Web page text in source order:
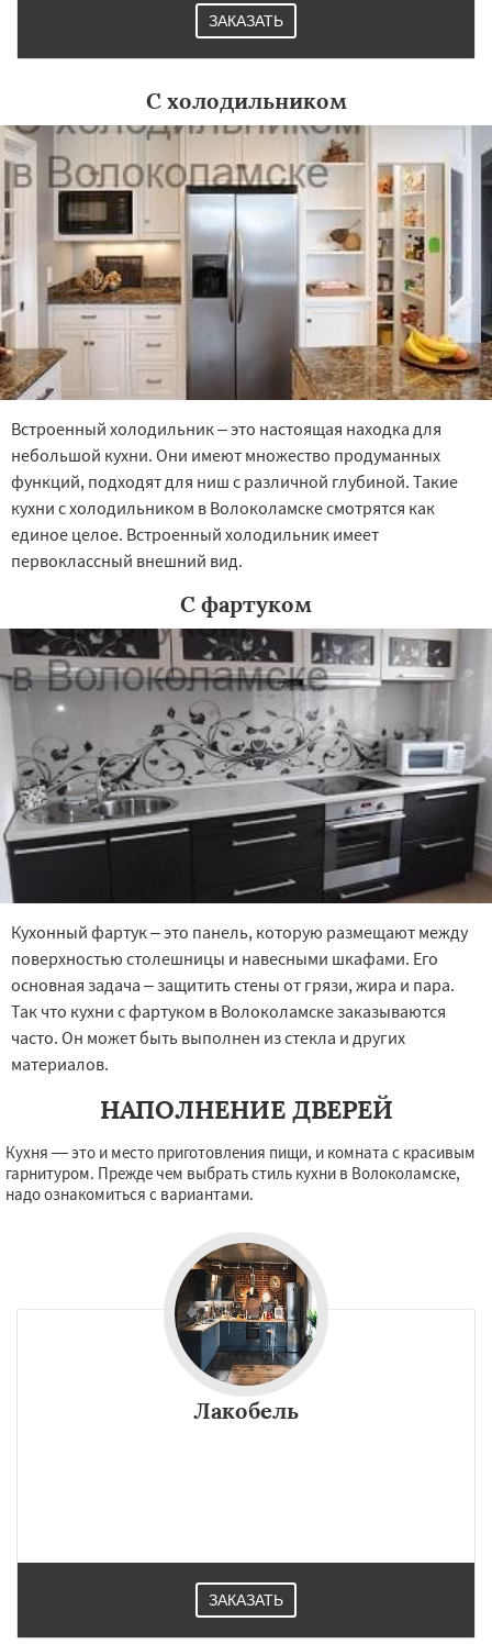
ЗАКАЗАТЬ
С холодильником
Встроенный холодильник – это настоящая находка для
небольшой кухни. Они имеют множество продуманных
функций, подходят для ниш с различной глубиной. Такие
кухни с холодильником в Волоколамске смотрятся как
единое целое. Встроенный холодильник имеет
первоклассный внешний вид.
С фартуком
Кухонный фартук – это панель, которую размещают между
поверхностью столешницы и навесными шкафами. Его
основная задача – защитить стены от грязи, жира и пара.
Так что кухни с фартуком в Волоколамске заказываются
часто. Он может быть выполнен из стекла и других
материалов.
НАПОЛНЕНИЕ ДВЕРЕЙ
Кухня — это и место приготовления пищи, и комната с красивым
гарнитуром. Прежде чем выбрать стиль кухни в Волоколамске,
надо ознакомиться с вариантами.
Лакобель
ЗАКАЗАТЬ